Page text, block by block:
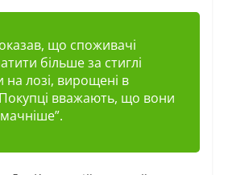
що споживачі
більше за стиглі
на лозі, вирощені в
вважають, що вони